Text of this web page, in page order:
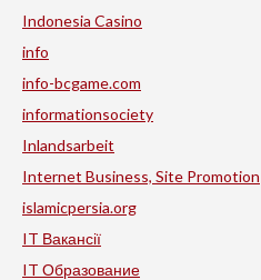
Indonesia Casino
info
info-bcgame.com
informationsociety
Inlandsarbeit
Internet Business, Site Promotion
islamicpersia.org
IT Вакансії
IT Образование